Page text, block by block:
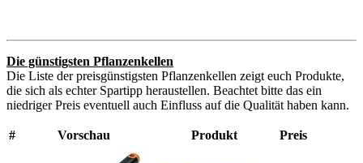
Die günstigsten Pflanzenkellen
Die Liste der preisgünstigsten Pflanzenkellen zeigt euch Produkte,
die sich als echter Spartipp heraustellen. Beachtet bitte das ein
niedriger Preis eventuell auch Einfluss auf die Qualität haben kann.
# Vorschau Produkt Preis